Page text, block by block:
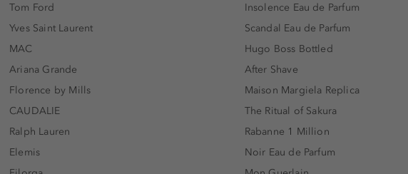
Tom Ford
Yves Saint Laurent
MAC
Ariana Grande
Florence by Mills
CAUDALIE
Ralph Lauren
Elemis
Insolence Eau de Parfum
Scandal Eau de Parfum
Hugo Boss Bottled
After Shave
Maison Margiela Replica
The Ritual of Sakura
Rabanne 1 Million
Noir Eau de Parfum